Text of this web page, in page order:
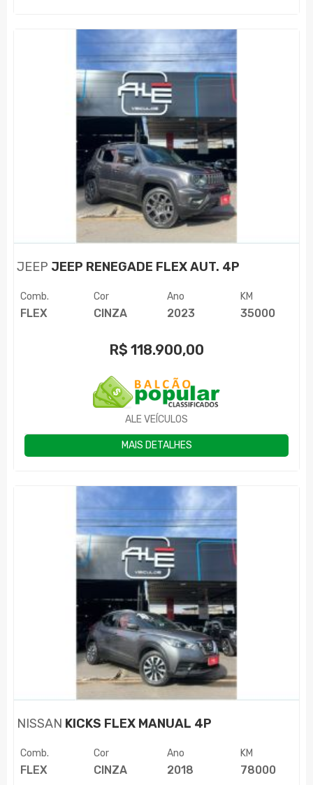
JEEP JEEP RENEGADE FLEX AUT. 4P
Comb.
FLEX
Cor
CINZA
Ano
2023
KM
35000
R$ 118.900,00
ALE VEÍCULOS
MAIS DETALHES
NISSAN KICKS FLEX MANUAL 4P
Comb.
FLEX
Cor
CINZA
Ano
2018
KM
78000